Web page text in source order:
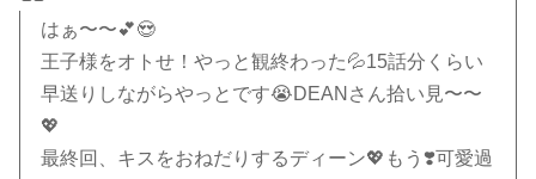
はぁ〜〜💕😍
王子様をオトせ！やっと観終わった💦15話分くらい
早送りしながらやっとです😭DEANさん拾い見〜〜
💖
最終回、キスをおねだりするディーン💖もう❣️可愛過